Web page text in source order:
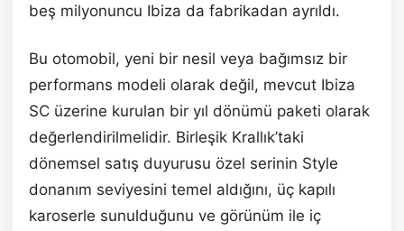
beş milyonuncu Ibiza da fabrikadan ayrıldı.
Bu otomobil, yeni bir nesil veya bağımsız bir
performans modeli olarak değil, mevcut Ibiza
SC üzerine kurulan bir yıl dönümü paketi olarak
değerlendirilmelidir. Birleşik Krallık’taki
dönemsel satış duyurusu özel serinin Style
donanım seviyesini temel aldığını, üç kapılı
karoserle sunulduğunu ve görünüm ile iç